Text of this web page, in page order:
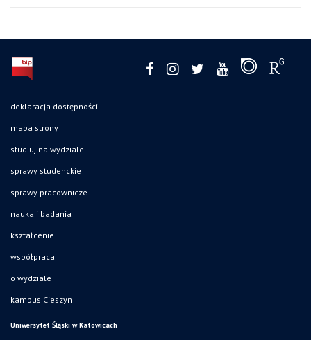
deklaracja dostępności
mapa strony
studiuj na wydziale
sprawy studenckie
sprawy pracownicze
nauka i badania
kształcenie
współpraca
o wydziale
kampus Cieszyn
Uniwersytet Śląski w Katowicach